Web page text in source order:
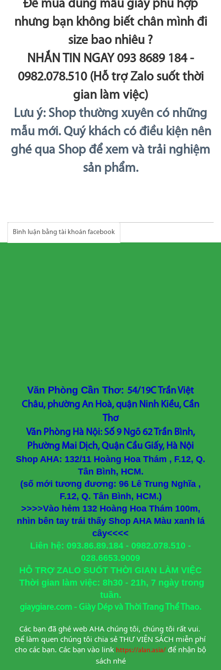
Để mua đúng mẫu giày phù hợp
nhưng bạn không biết chân mình đi
size bao nhiêu ?
NHẮN TIN NGAY 093 8689 184 -
0982.078.510 (Hỗ trợ Zalo suốt thời
gian làm việc)
Lưu ý: Shop thường xuyên có những
mẫu mới. Quý khách có điều kiện nên
ghé qua Shop để xem và trải nghiệm
sản phẩm.
Bình luận bằng tài khoản facebook
Văn Phòng Cần Thơ: 54/19C Trần Việt
Châu, phường An Hoà, quận Ninh Kiều, Cần
Thơ
Văn Phòng Hà Nội: Số 9 Ngõ 62 Trần Bình,
Phường Mai Dịch, Quận Cầu Giấy, Hà Nội
Shop AHA: 132/11 Hoàng Hoa Thám , F.12, Q.
Tân Bình, HCM.
(số mới tương đương: 96 Lê Trung Nghĩa ,
F.12, Q. Tân Bình, HCM.)
>>>>Vào hẻm 132 Hoàng Hoa Thám 100m,
nhìn bên tay trái thấy Shop AHA Màu xanh lá
cây<<<<
Liên hệ: 093.86.89.184 - 0982.078.510 -
028.6653.9009
HỖ TRỢ ZALO SUỐT THỜI GIAN LÀM VIỆC
Thời gian làm việc: 8h30 - 21h, 7 ngày trong
tuần.
giaygiare.com - Giày Dép và Thời Trang Thể Thao.
Các bạn đã ghé web AHA chúng tôi, chúng tôi rất vui.
Để làm quen chúng tôi chia sẻ THƯ VIỆN SÁCH miễn phí
cho các bạn. Các bạn vào link https://alan.asia/ để nhận bộ
sách nhé